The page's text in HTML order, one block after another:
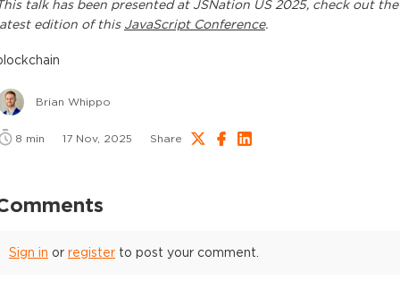
talkhas been presented at JSNation US 2025, check out the
edition of this JavaScript Conference.
Brian Whippo
8 min 17 Nov, 2025 Share
Sign in or register to post your comment.